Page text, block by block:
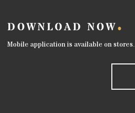
DOWNLOAD NOW
Mobile application is available on stores.